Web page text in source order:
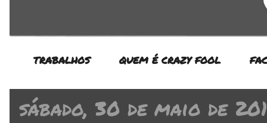
TRABALHOS QUEM É CRAZY FOOL
sábado, 30 de maio de